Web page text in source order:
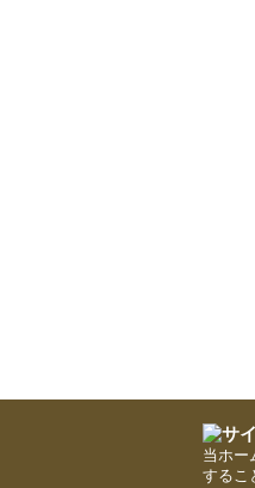
当ホー
するこ